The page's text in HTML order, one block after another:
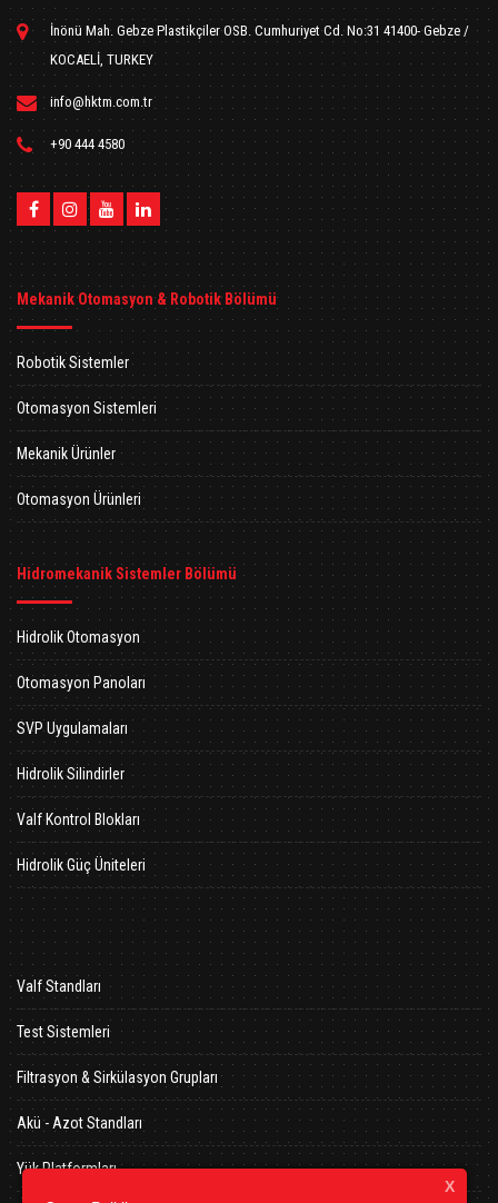
İnönü Mah. Gebze Plastikçiler OSB. Cumhuriyet Cd. No:31 41400- Gebze /
KOCAELİ, TURKEY
info@hktm.com.tr
+90 444 4580
Mekanik Otomasyon & Robotik Bölümü
Robotik Sistemler
Otomasyon Sistemleri
Mekanik Ürünler
Otomasyon Ürünleri
Hidromekanik Sistemler Bölümü
Hidrolik Otomasyon
Otomasyon Panoları
SVP Uygulamaları
Hidrolik Silindirler
Valf Kontrol Blokları
Hidrolik Güç Üniteleri
Valf Standları
Test Sistemleri
Filtrasyon & Sirkülasyon Grupları
Akü - Azot Standları
Yük Platformları
X